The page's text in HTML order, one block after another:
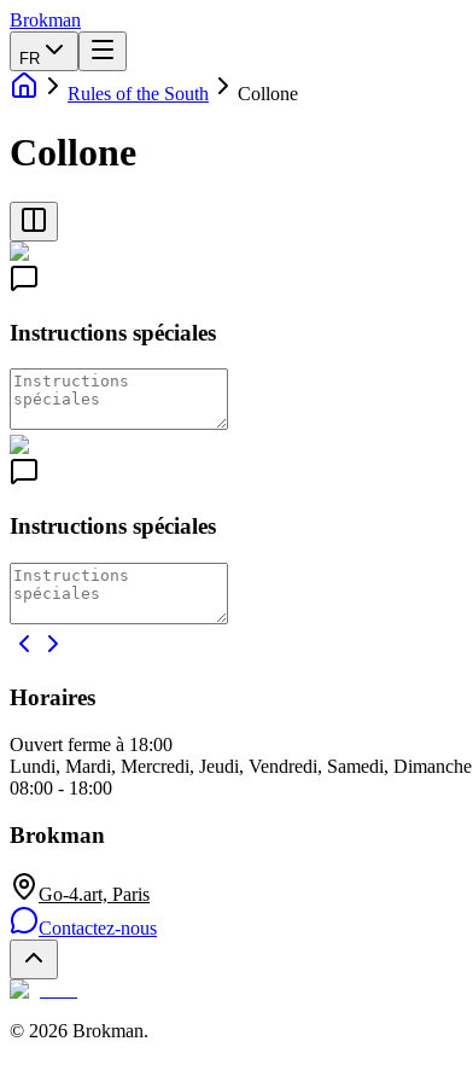
Brokman
FR
Rules of the South Collone
Collone
Instructions spéciales
Instructions spéciales
Horaires
Ouvert ferme à 18:00
Lundi, Mardi, Mercredi, Jeudi, Vendredi, Samedi, Dimanche
08:00 - 18:00
Brokman
Go-4.art, Paris
Contactez-nous
© 2026 Brokman.